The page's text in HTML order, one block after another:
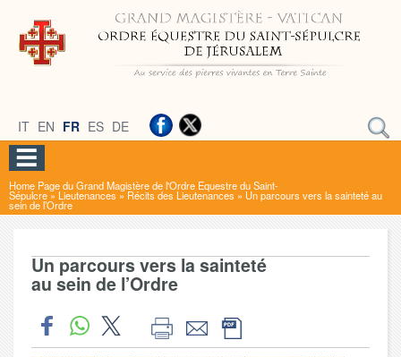
IT EN FR ES DE
Home Page du Grand Magistère de l'Ordre Equestre du Saint-
Sépulcre» Lieutenances »Récits des Lieutenances » Un parcours vers la sainteté au
sein de l’Ordre
Un parcours vers la sainteté
au sein de l’Ordre